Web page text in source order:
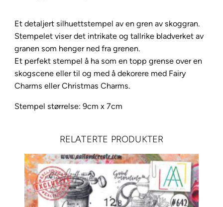
s
t
S
p
r
u
e
4
2
8
a
Et detaljert silhuettstempel av en gren av skoggran.
Stempelet viser det intrikate og tallrike bladverket av
granen som henger ned fra grenen.
Et perfekt stempel å ha som en topp grense over en
skogscene eller til og med å dekorere med Fairy
Charms eller Christmas Charms.
Stempel størrelse: 9cm x 7cm
RELATERTE PRODUKTER